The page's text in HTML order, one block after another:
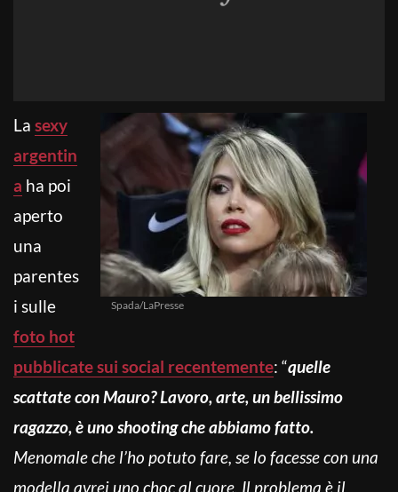
Spada/LaPresse
La sexy
argentin
a ha poi
aperto
una
parentes
i sulle
foto hot
pubblicate sui social recentemente: “quelle
scattate con Mauro? Lavoro, arte, un bellissimo
ragazzo, è uno shooting che abbiamo fatto.
Menomale che l’ho potuto fare, se lo facesse con una
modella avrei uno choc al cuore. Il problema è il